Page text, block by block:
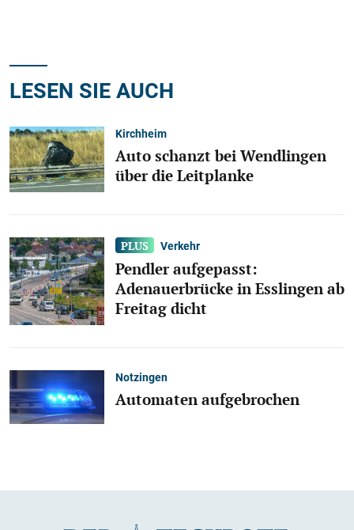
LESEN SIE AUCH
Kirchheim
Auto schanzt bei Wendlingen
über die Leitplanke
Verkehr
Pendler aufgepasst:
Adenauerbrücke in Esslingen ab
Freitag dicht
Notzingen
Automaten aufgebrochen